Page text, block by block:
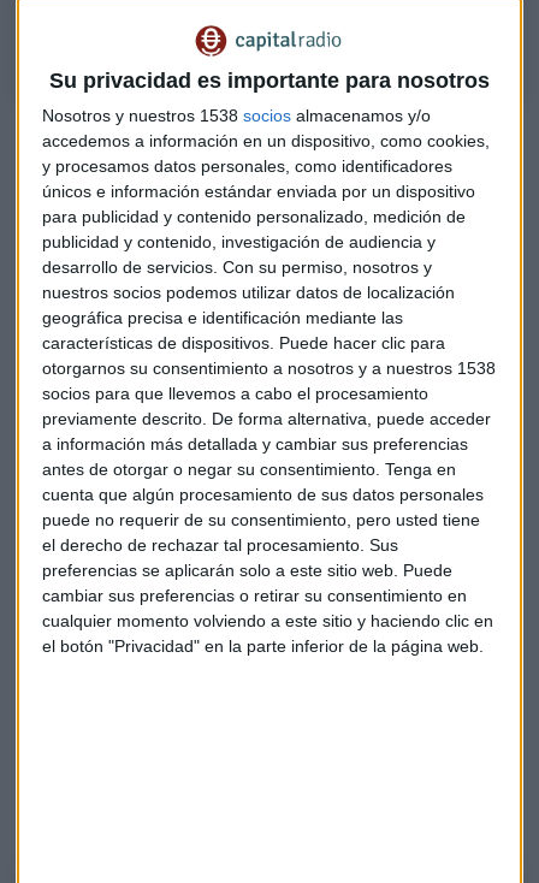
Su privacidad es importante para nosotros
Nosotros y nuestros 1538 socios almacenamos y/o
accedemos a información en un dispositivo, como cookies,
y procesamos datos personales, como identificadores
únicos e información estándar enviada por un dispositivo
para publicidad y contenido personalizado, medición de
publicidad y contenido, investigación de audiencia y
desarrollo de servicios. Con su permiso, nosotros y
nuestros socios podemos utilizar datos de localización
geográfica precisa e identificación mediante las
características de dispositivos. Puede hacer clic para
otorgarnos su consentimiento a nosotros y a nuestros 1538
socios para que llevemos a cabo el procesamiento
previamente descrito. De forma alternativa, puede acceder
a información más detallada y cambiar sus preferencias
antes de otorgar o negar su consentimiento. Tenga en
cuenta que algún procesamiento de sus datos personales
puede no requerir de su consentimiento, pero usted tiene
el derecho de rechazar tal procesamiento. Sus
preferencias se aplicarán solo a este sitio web. Puede
cambiar sus preferencias o retirar su consentimiento en
cualquier momento volviendo a este sitio y haciendo clic en
el botón "Privacidad" en la parte inferior de la página web.
Telefónica, Nvidia, Rheinmetall, Santander y CIE Automotive, entre otros
En el consultorio, Álvaro Blasco, analiza los títulos de
Rheinmetall, Santander, Inditex, CIE Automotive y
Sacyr, entre otros. En una de las consultas sobre si es mejor
estar enNvidia o Alphabet , destaca que ambas son buenas
opciones y vienen registrando resultados positivos.